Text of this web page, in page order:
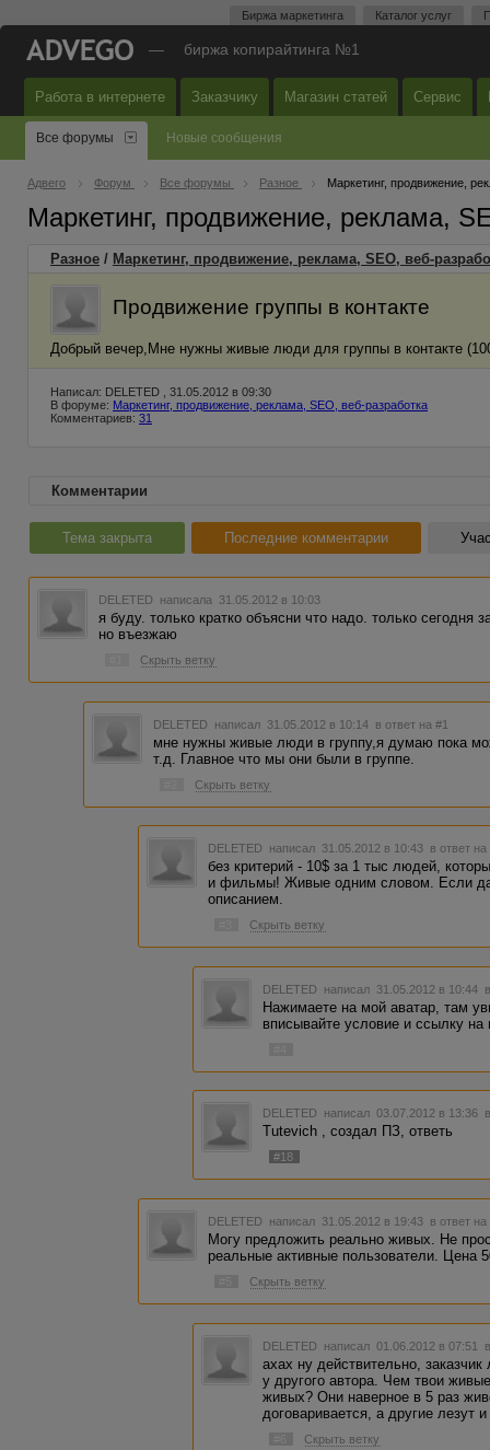
Биржа маркетинга Каталог услуг
— биржа копирайтинга №1
Работа в интернете Заказчику Магазин статей Сервис
Все форумы Новые сообщения
Адвего Форум Все форумы Разное Маркетинг, продвижение,
Маркетинг, продвижение, реклама,
Разное / Маркетинг, продвижение, реклама, SEO, веб-
Продвижение группы в контакте
Добрый вечер,Мне нужны живые люди для группы в контакте
Написал: DELETED , 31.05.2012 в 09:30
В форуме: Маркетинг, продвижение, реклама, SEO, веб-разработка
Комментариев: 31
Комментарии
Тема закрыта Последние комментарии
DELETED написала 31.05.2012 в 10:03
я буду. только кратко объясни что надо. только
но въезжаю
Скрыть ветку
DELETED написал 31.05.2012 в 10:14 в ответ на #1
мне нужны живые люди в группу,я думаю пока
т.д. Главное что мы они были в группе.
Скрыть ветку
DELETED написал 31.05.2012 в 10:43 в ответ на
без критерий - 10$ за 1 тыс людей,
и фильмы! Живые одним словом. Если
описанием.
Скрыть ветку
DELETED написал 31.05.2012 в 10:44
Нажимаете на мой аватар, там
вписывайте условие и ссылку на
DELETED написал 03.07.2012 в 13:36
Tutevich , создал ПЗ, ответь
#18
DELETED написал 31.05.2012 в 19:43 в ответ на
Могу предложить реально живых. Не
реальные активные пользователи. Цена
Скрыть ветку
DELETED написал 01.06.2012 в 07:51
ахах ну действительно,
у другого автора. Чем твои
живых? Они наверное в 5 раз
договаривается, а другие лезут
Скрыть ветку